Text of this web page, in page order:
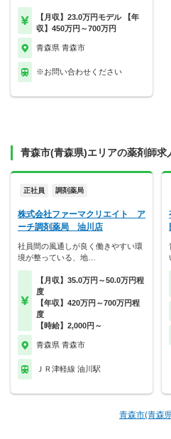
【月収】23.0万円モデル 【年
収】450万円～700万円
青森県 青森市
※お問い合わせください
青森市(青森県)エリアの薬剤師求
正社員 調剤薬局
株式会社ファーマクリエイト ア
ーチ調剤薬局 油川店
社員間の風通しが良く働きやすい環
境が整っている、地…
【月収】35.0万円～50.0万円程
度
【年収】420万円～700万円程
度
【時給】2,000円～
青森県 青森市
ＪＲ津軽線 油川駅
青森市(青森